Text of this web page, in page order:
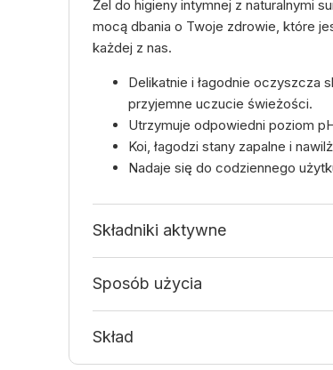
Żel do higieny intymnej z naturalnymi
mocą dbania o Twoje zdrowie, które
każdej z nas.
Delikatnie i łagodnie oczyszcza
przyjemne uczucie świeżości.
Utrzymuje odpowiedni poziom
Koi, łagodzi stany zapalne i
Nadaje się do codziennego
Składniki aktywne
Sposób użycia
Skład